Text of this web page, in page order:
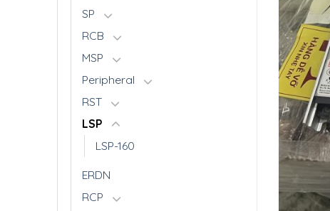
SP
RCB
MSP
Peripheral
RST
LSP
LSP-160
ERDN
RCP